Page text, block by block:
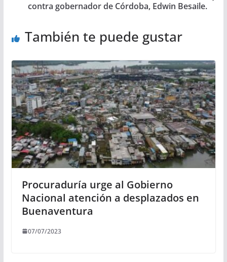
contra gobernador de Córdoba, Edwin Besaile.
También te puede gustar
Procuraduría urge al Gobierno
Nacional atención a desplazados en
Buenaventura
07/07/2023